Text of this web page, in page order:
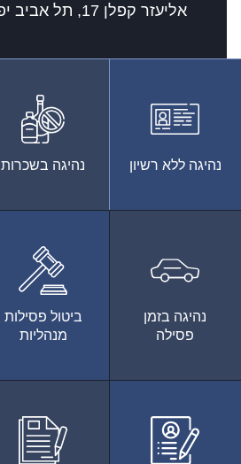
אליעזר קפלן 17, תל אביב יפו
נהיגה ללא רשיון נהיגה בשכרות
נהיגה בזמן
פסילה
ביטול פסילות
מנהליות